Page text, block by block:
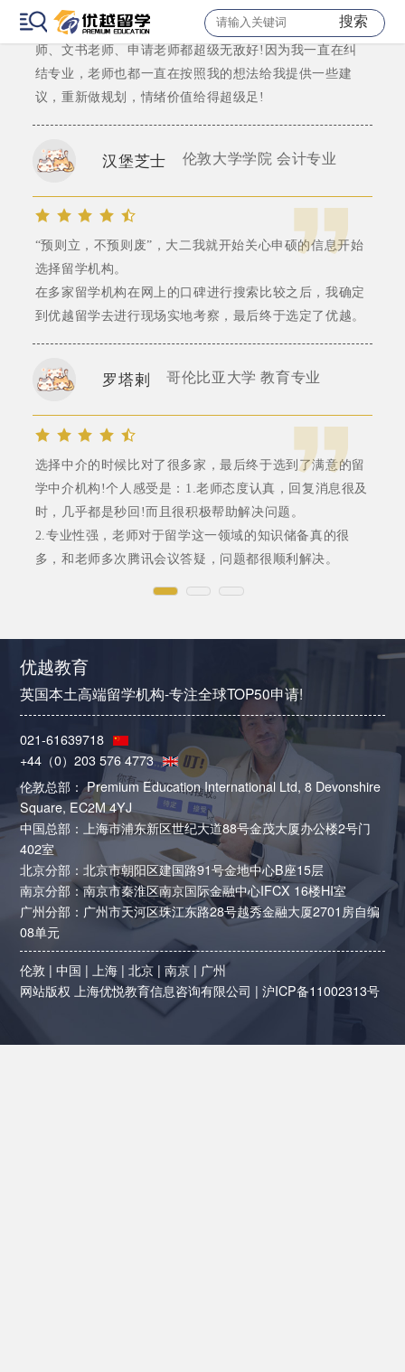
搜索
很多家，最后选定#优越留学 幸运的是，对接的顾问老
师、文书老师、申请老师都超级无敌好!因为我一直在纠
结专业，老师也都一直在按照我的想法给我提供一些建
议，重新做规划，情绪价值给得超级足!
汉堡芝士 伦敦大学学院 会计专业
“预则立，不预则废”，大二我就开始关心申硕的信息开始
选择留学机构。
在多家留学机构在网上的口碑进行搜索比较之后，我确定
到优越留学去进行现场实地考察，最后终于选定了优越。
罗塔剌 哥伦比亚大学 教育专业
选择中介的时候比对了很多家，最后终于选到了满意的留
学中介机构!个人感受是：1.老师态度认真，回复消息很及
时，几乎都是秒回!而且很积极帮助解决问题。
2.专业性强，老师对于留学这一领域的知识储备真的很
多，和老师多次腾讯会议答疑，问题都很顺利解决。
优越教育
英国本土高端留学机构-专注全球TOP50申请!
021-61639718
+44（0）203 576 4773
伦敦总部： Premium Education International Ltd, 8 Devonshire
Square, EC2M 4YJ
中国总部：上海市浦东新区世纪大道88号金茂大厦办公楼2号门
402室
北京分部：北京市朝阳区建国路91号金地中心B座15层
南京分部：南京市秦淮区南京国际金融中心IFCX 16楼HI室
广州分部：广州市天河区珠江东路28号越秀金融大厦2701房自编
08单元
伦敦 |中国 | 上海 |北京 |南京 | 广州
网站版权 上海优悦教育信息咨询有限公司 |沪ICP备11002313号